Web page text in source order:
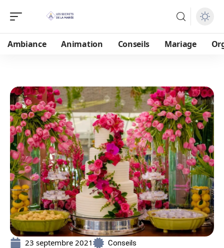
Ambiance Animation Conseils Mariage
23 septembre 2021 Conseils